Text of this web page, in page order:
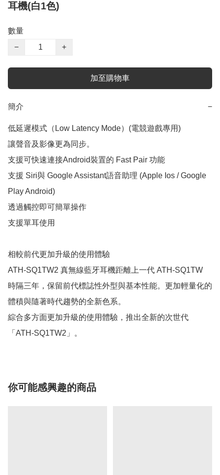
耳機(白1色)
數量
−
+
加至購物車
簡介 −
低延遲模式（Low Latency Mode）(電競遊戲專用)
讓聲音及影像更為同步。
支援可快速連接Android裝置的 Fast Pair 功能
支援 Siri與 Google Assistant語音助理 (Apple Ios / Google
Play Android)
透過觸控即可簡單操作
支援單耳使用
相較前代更加升級的使用體驗
ATH-SQ1TW2 真無線藍牙耳機距離上一代 ATH-SQ1TW
時隔三年，保留前代標誌性外型與基本性能。更加輕量化的
體積與隨著時代趨勢的全新色系。
綜合多方面更加升級的使用體驗，推出全新的次世代
「ATH-SQ1TW2」。
你可能感興趣的商品